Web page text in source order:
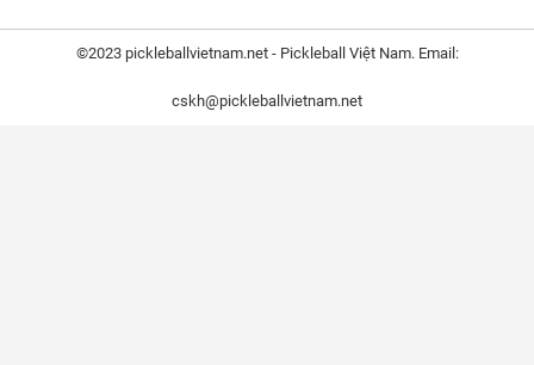
©2023 pickleballvietnam.net - Pickleball Việt Nam. Email:
cskh@pickleballvietnam.net